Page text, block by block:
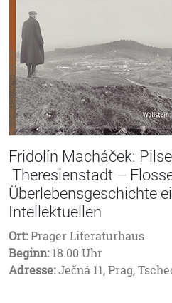
Fridolín Macháček:
Theresienstadt –
Überlebensgeschichte
Intellektuellen
Ort:Prager Literaturhaus
Beginn:18.00 Uhr
Adresse:Ječná 11, Prag,